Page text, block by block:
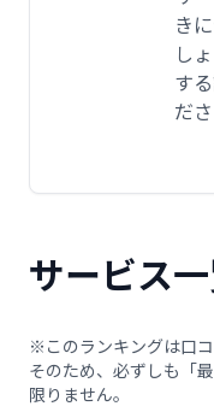
き
し
す
ださ
サービス
※このランキングは口
そのため、必ずしも「
限りません。